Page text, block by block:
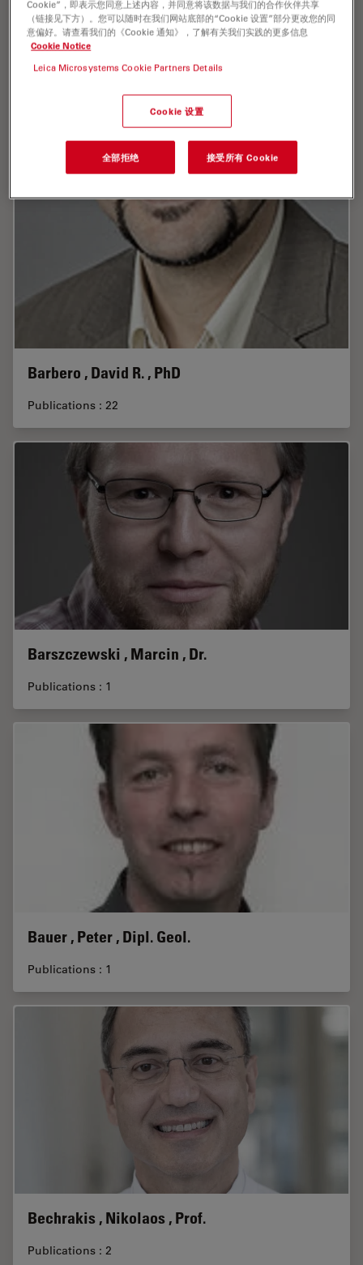
Barbero , David R. , PhD
Publications : 22
Barszczewski , Marcin , Dr.
Publications : 1
Bauer , Peter , Dipl. Geol.
Publications : 1
Bechrakis , Nikolaos , Prof.
Publications : 2
Cookie”，即表示您同意上述内容，并同意将该数据与我们的合作伙伴共享
（链接见下方）。您可以随时在我们网站底部的“Cookie 设置”部分更改您的同
意偏好。请查看我们的《Cookie 通知》，了解有关我们实践的更多信息
Cookie Notice
Leica Microsystems Cookie Partners Details
Cookie 设置
全部拒绝 接受所有 Cookie